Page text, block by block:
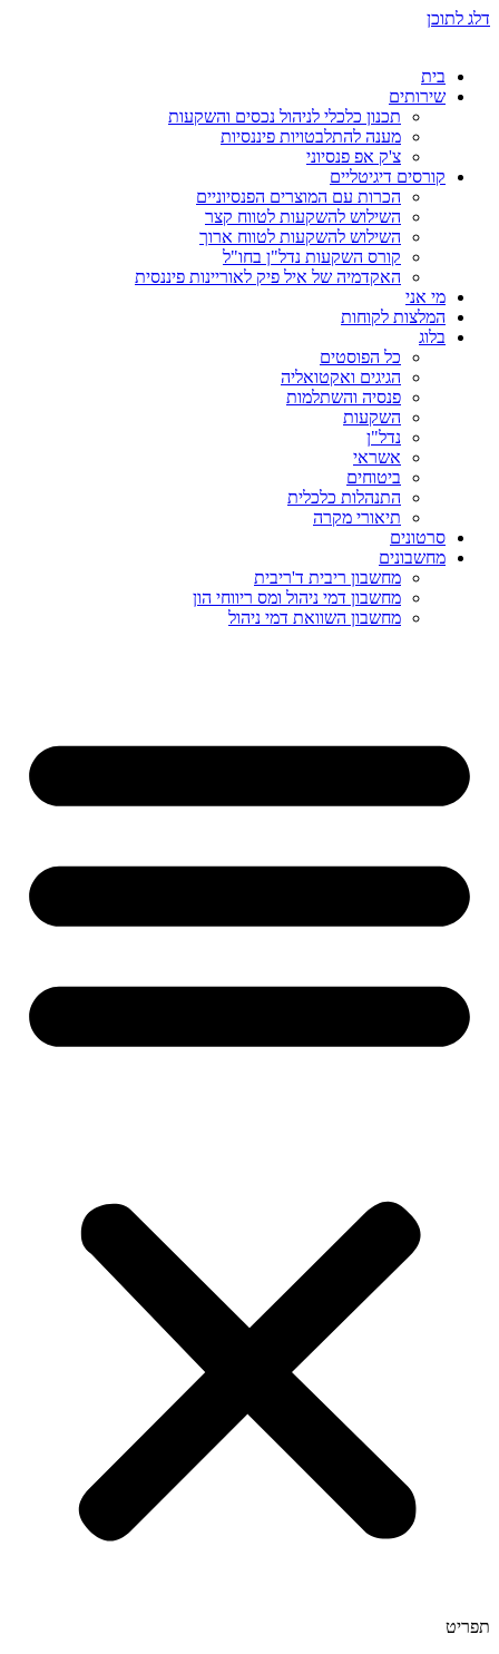
דלג לתוכן
בית
שירותים
תכנון כלכלי לניהול נכסים והשקעות
מענה להתלבטויות פיננסיות
צ'ק אפ פנסיוני
קורסים דיגיטליים
הכרות עם המוצרים הפנסיוניים
השילוש להשקעות לטווח קצר
השילוש להשקעות לטווח ארוך
קורס השקעות נדל"ן בחו"ל
האקדמיה של איל פיק לאוריינות פיננסית
מי אני
המלצות לקוחות
בלוג
כל הפוסטים
הגיגים ואקטואליה
פנסיה והשתלמות
השקעות
נדל"ן
אשראי
ביטוחים
התנהלות כלכלית
תיאורי מקרה
סרטונים
מחשבונים
מחשבון ריבית ד'ריבית
מחשבון דמי ניהול ומס ריווחי הון
מחשבון השוואת דמי ניהול
תפריט